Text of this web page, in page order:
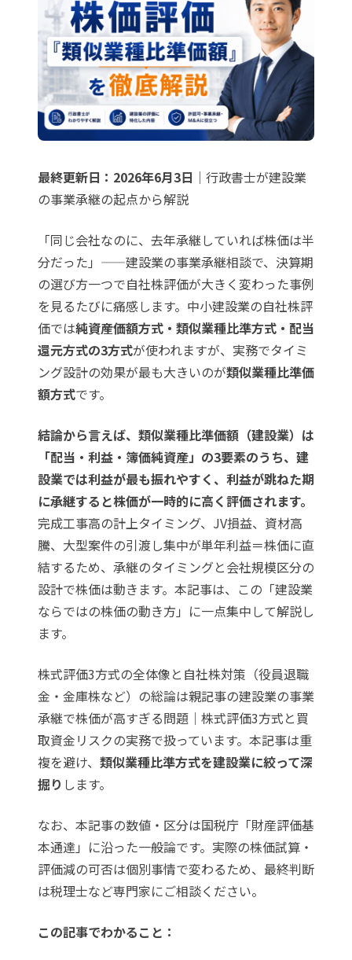
最終更新日：2026年6月3日 ｜行政書士が建設業
の事業承継の起点から解説
「同じ会社なのに、去年承継していれば株価は半
分だった」——建設業の事業承継相談で、決算期
の選び方一つで自社株評価が大きく変わった事例
を見るたびに痛感します。中小建設業の自社株評
価では純資産価額方式・類似業種比準方式・配当
還元方式の3方式が使われますが、実務でタイミ
ング設計の効果が最も大きいのが類似業種比準価
額方式です。
結論から言えば、類似業種比準価額（建設業）は
「配当・利益・簿価純資産」の3要素のうち、建
設業では利益が最も振れやすく、利益が跳ねた期
に承継すると株価が一時的に高く評価されます。
完成工事高の計上タイミング、JV損益、資材高
騰、大型案件の引渡し集中が単年利益＝株価に直
結するため、承継のタイミングと会社規模区分の
設計で株価は動きます。本記事は、この「建設業
ならではの株価の動き方」に一点集中して解説し
ます。
株式評価3方式の全体像と自社株対策（役員退職
金・金庫株など）の総論は親記事の建設業の事業
承継で株価が高すぎる問題｜株式評価3方式と買
取資金リスクの実務で扱っています。本記事は重
複を避け、 類似業種比準方式を建設業に絞って深
掘り します。
なお、本記事の数値・区分は国税庁「財産評価基
本通達」に沿った一般論です。実際の株価試算・
評価減の可否は個別事情で変わるため、最終判断
は税理士など専門家にご相談ください。
この記事でわかること：